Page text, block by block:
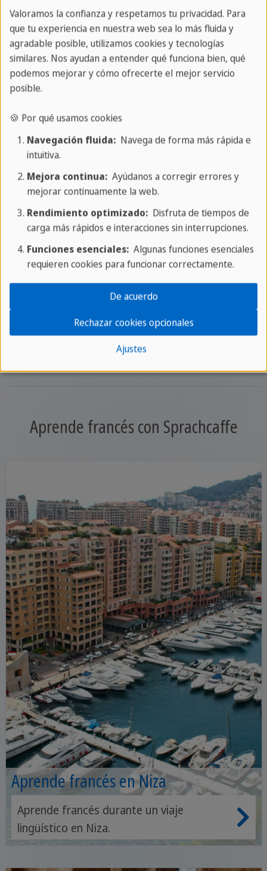
El subjuntivo
Aprende gramática francesa
Aprende vocabulario en francés
Aprende francés con Sprachcaffe
Aprende francés en Niza
Aprende francés durante un viaje
lingüístico en Niza.
Valoramos la confianza y respetamos tu privacidad. Para
que tu experiencia en nuestra web sea lo más fluida y
agradable posible, utilizamos cookies y tecnologías
similares. Nos ayudan a entender qué funciona bien, qué
podemos mejorar y cómo ofrecerte el mejor servicio
posible.
🍪 Por qué usamos cookies
Navegación fluida:Navega de forma más rápida e
intuitiva.
Mejora continua:Ayúdanos a corregir errores y
mejorar continuamente la web.
Rendimiento optimizado:Disfruta de tiempos de
carga más rápidos e interacciones sin interrupciones.
Funciones esenciales:Algunas funciones esenciales
requieren cookies para funcionar correctamente.
Ajustes
Rechazar cookies opcionales
De acuerdo